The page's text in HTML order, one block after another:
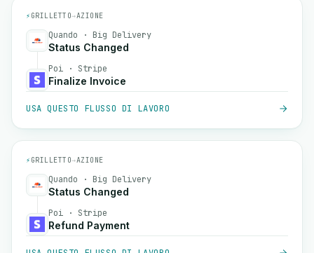
⚡ GRILLETTO→AZIONE
Quando · Big Delivery
Status Changed
Poi · Stripe
Finalize Invoice
USA QUESTO FLUSSO DI LAVORO
⚡ GRILLETTO→AZIONE
Quando · Big Delivery
Status Changed
Poi · Stripe
Refund Payment